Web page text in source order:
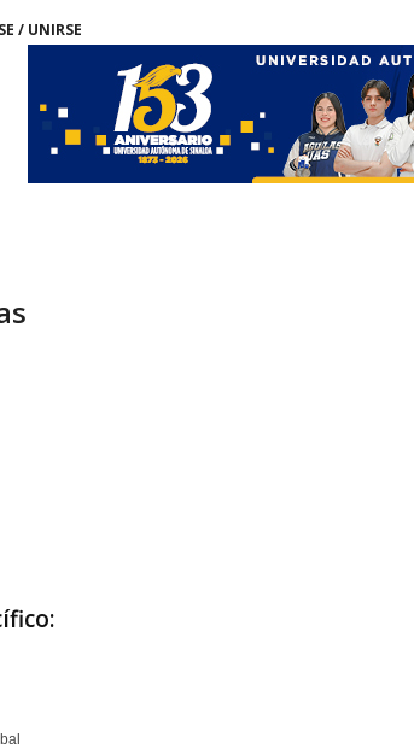
/ UNIRSE